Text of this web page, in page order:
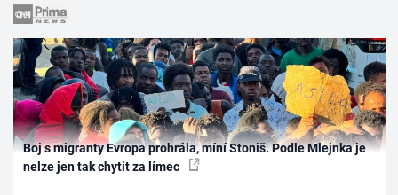
Boj s migranty Evropa prohrála, míní Stoniš. Podle Mlejnka je
nelze jen tak chytit za límec